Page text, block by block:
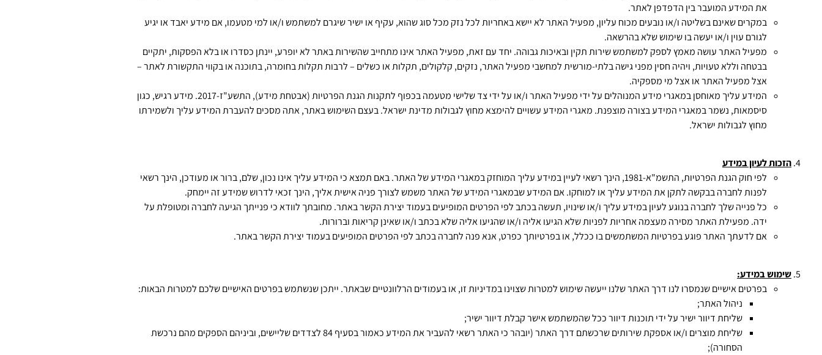
את המידע המועבר בין הדפדפן לאתר.
במקרים שאינם בשליטה ו/או נובעים מכוח עליון, מפעיל האתר לא יישא באחריות לכל נזק מכל סוג שהוא, עקיף או ישיר שיגרם למשתמש ו/או למי מטעמו, אם מידע יאבד או יגיע
לגורם עוין ו/או יעשה בו שימוש שלא בהרשאה.
מפעיל האתר עושה מאמץ לספק למשתמש שירות תקין ובאיכות גבוהה. יחד עם זאת, מפעיל האתר אינו מתחייב שהשירות באתר לא יופרע, יינתן כסדרו או בלא הפסקות, יתקיים
בבטחה וללא טעויות, ויהיה חסין מפני גישה בלתי-מורשית למחשבי מפעיל האתר, נזקים, קלקולים, תקלות או כשלים – לרבות תקלות בחומרה, בתוכנה או בקווי התקשורת לאתר –
אצל מפעיל האתר או אצל מי מספקיה.
המידע עליך מאוחסן במאגרי מידע המנוהלים על ידי מפעיל האתר ו/או על ידי צד שלישי מטעמה בכפוף לתקנות הגנת הפרטיות (אבטחת מידע), התשע"ז-2017. מידע רגיש, כגון
סיסמאות, נשמר במאגרי המידע בצורה מוצפנת. מאגרי המידע עשויים להימצא מחוץ לגבולות מדינת ישראל. בעצם השימוש באתר, אתה מסכים להעברת המידע עליך ולשמירתו
מחוץ לגבולות ישראל.
הזכות לעיון במידע
לפי חוק הגנת הפרטיות, התשמ"א-1981, הינך רשאי לעיין במידע עליך המוחזק במאגרי המידע של האתר. באם תמצא כי המידע עליך אינו נכון, שלם, ברור או מעודכן, הינך רשאי
לפנות לחברה בבקשה לתקן את המידע עליך או למוחקו. אם המידע שבמאגרי המידע של האתר משמש לצורך פניה אישית אליך, הינך זכאי לדרוש שמידע זה יימחק.
כל פנייה שלך לחברה בנוגע לעיון במידע עליך ו/או שינויו, תעשה בכתב לפי הפרטים המופיעים בעמוד יצירת הקשר באתר. מחובתך לוודא כי פנייתך הגיעה לחברה ומטופלת על
ידה. מפעילת האתר מסירה מעצמה אחריות לפניות שלא הגיעו אליה ו/או שהגיעו אליה שלא בכתב ו/או שאינן קריאות וברורות.
אם לדעתך האתר פוגע בפרטיות המשתמשים בו ככלל, או בפרטיותך כפרט, אנא פנה לחברה בכתב לפי הפרטים המופיעים בעמוד יצירת הקשר באתר.
שימוש במידע:
בפרטים אישיים שנמסרו לנו דרך האתר שלנו ייעשה שימוש למטרות שצוינו במדיניות זו, או בעמודים הרלוונטיים שבאתר. ייתכן שנשתמש בפרטים האישיים שלכם למטרות הבאות:
ניהול האתר;
שליחת דיוור ישיר על ידי תוכנות דיוור ככל שהמשתמש אישר קבלת דיוור ישיר;
שליחת מוצרים ו/או אספקת שירותים שרכשתם דרך האתר (יובהר כי האתר רשאי להעביר את המידע כאמור בסעיף 84 לצדדים שליישים, וביניהם הספקים מהם נרכשת
הסחורה);